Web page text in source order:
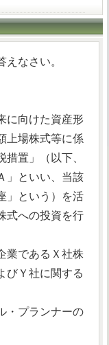
なさい。
に向けた資産形
上場株式等に係
置」（以下、
」といい、当該
」という）を活
式への投資を行
業であるＸ社株
びＹ社に関する
・プランナーの